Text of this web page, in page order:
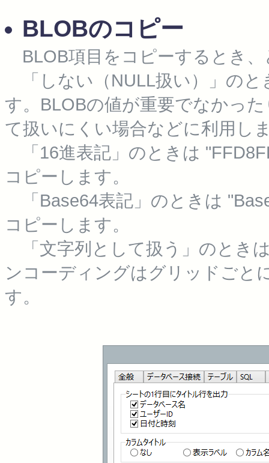
BLOBのコピー
BLOB項目をコピーするとき
「しない（NULL扱い）」のと
す。BLOBの値が重要でなかっ
て扱いにくい場合などに利用し
「16進表記」のときは
コピーします。
「Base64表記」のときは
コピーします。
「文字列として扱う」のとき
ンコーディングはグリッドごと
す。